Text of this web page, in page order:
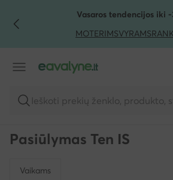
PEREITI PRIE PAGRINDINIO TURINIO
PEREITI Į PAIEŠKĄVasaros tendencijos iki
MOTERIMSVYRAMS
Ieškoti prekių ženklo, produkto,
Pasiūlymas Ten IS
Vaikams